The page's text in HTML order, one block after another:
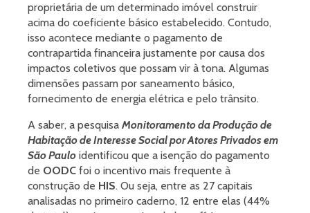
proprietária de um determinado imóvel construir
acima do coeficiente básico estabelecido. Contudo,
isso acontece mediante o pagamento de
contrapartida financeira justamente por causa dos
impactos coletivos que possam vir à tona. Algumas
dimensões passam por saneamento básico,
fornecimento de energia elétrica e pelo trânsito.
A saber, a pesquisa Monitoramento da Produção de
Habitação de Interesse Social por Atores Privados em
São Paulo identificou que a isenção do pagamento
de OODC foi o incentivo mais frequente à
construção de HIS. Ou seja, entre as 27 capitais
analisadas no primeiro caderno, 12 entre elas (44%